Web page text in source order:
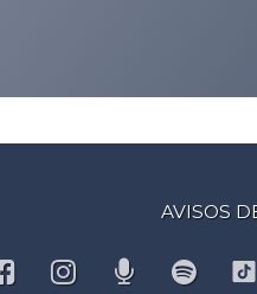
AVISOS
Facebook
Instagram
Podcast